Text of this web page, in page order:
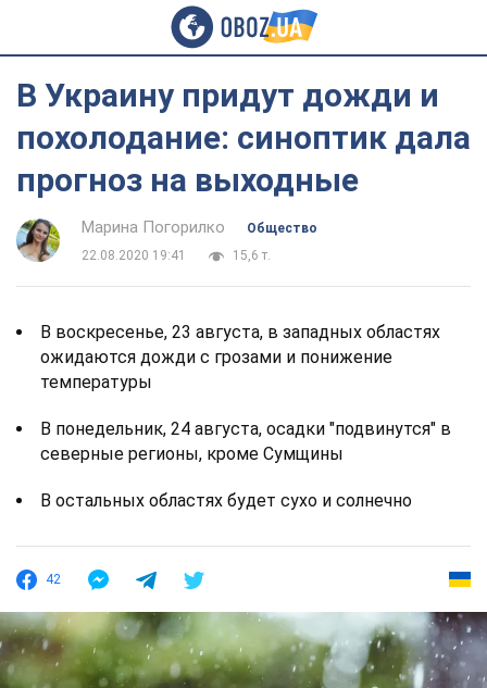
В Украину придут дожди и
похолодание: синоптик дала
прогноз на выходные
Марина Погорилко
Общество
22.08.2020 19:41
15,6 т.
В воскресенье, 23 августа, в западных областях
ожидаются дожди с грозами и понижение
температуры
В понедельник, 24 августа, осадки "подвинутся" в
северные регионы, кроме Сумщины
В остальных областях будет сухо и солнечно
42